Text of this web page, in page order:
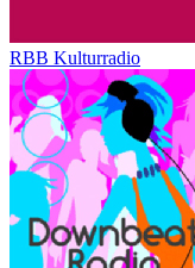
RBB Kulturradio